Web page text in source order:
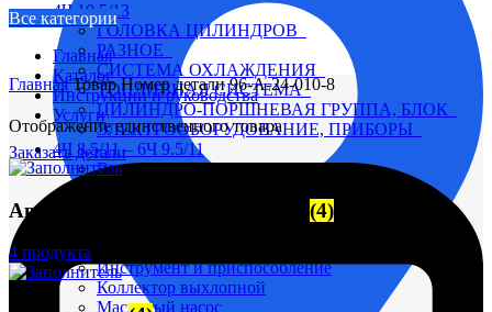
4Ч 10,5/13
ГОЛОВКА ЦИЛИНДРОВ
РАЗНОЕ
СИСТЕМА ОХЛАЖДЕНИЯ
ТОПЛИВНАЯ СИСТЕМА
ЦИЛИНДРО-ПОРШНЕВАЯ ГРУППА, БЛОК
ЭЛЕКТРООБОРУДОВАНИЕ, ПРИБОРЫ
4Ч 8,5/11 – 6Ч 9.5/11
Вал коленчатый
Инструмент и приспособление
Коллектор выхлопной
Масляный насос
Все категории
Главная
Каталог
Инструкции и руководства
Услуги
Заказать детали
ГлавнаяТовар Номер детали96-А-24-010-8
Отображение единственного товара
Автоматические выключатели (4)
4 продукта